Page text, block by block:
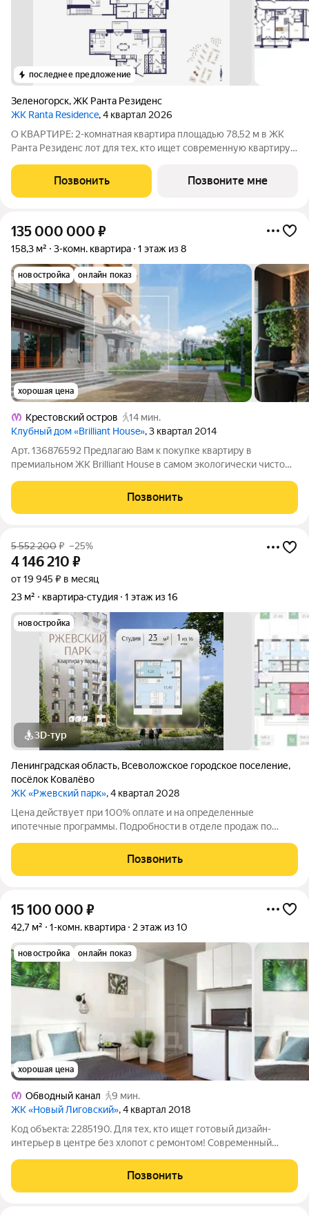
последнее предложение
Зеленогорск,ЖК Ранта Резиденс
ЖК Ranta Residence, 4 квартал 2026
О КВАРТИРЕ: 2-комнатная квартира площадью 78,52 м в ЖК
Ранта Резиденс лот для тех, кто ищет современную квартиру
двухуровневый формат, терраса 8,24 м, панорамные окна,
гардеробная,
Позвонить Позвоните мне
135 000 000 ₽
158,3 м² 3-комн. квартира 1 этаж из 8
новостройка онлайн показ
хорошая цена
Крестовский остров
14 мин.
Клубный дом «Brilliant House», 3 квартал 2014
Арт. 136876592 Предлагаю Вам к покупке квартиру в
премиальном ЖК Brilliant House в самом экологически чистом
камерный дом всего на 35 квартир. Со своей набережной,
прогулочной зоной и спуском к
Позвонить
5 552 200₽ –25%
4 146 210 ₽
от 19 945 ₽ в месяц
23 м²
квартира-студия 1 этаж из 16
новостройка
3D-тур
Ленинградская область, Всеволожское городское поселение,
посёлок Ковалёво
ЖК «Ржевский парк», 4 квартал 2028
Цена действует при 100% оплате и на определенные
ипотечные программы. Подробности в отделе продаж по
этаже. Общая площадь составляет 23.00 кв. м. Квартира с
чистовой отделкой. Жилой комплекс
Позвонить
15 100 000 ₽
42,7 м² 1-комн. квартира 2 этаж из 10
новостройка онлайн показ
хорошая цена
Обводный канал
9 мин.
ЖК «Новый Лиговский», 4 квартал 2018
Код объекта: 2285190. Для тех, кто ищет готовый дизайн-
интерьер в центре без хлопот с ремонтом! Современный
жизни. Продуманное пространство 42,7 м для комфортной
Позвонить